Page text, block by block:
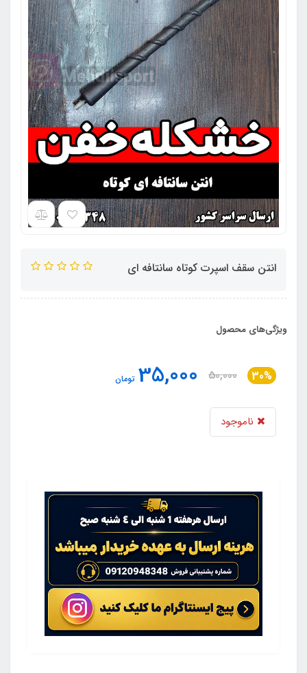
انتن سقف اسپرت کوتاه سانتافه ای
ویژگی‌های محصول
30%
50,000
35,000 تومان
ناموجود